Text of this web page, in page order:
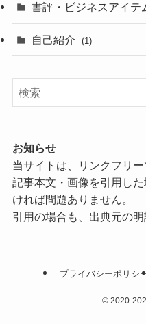
書評・ビジネスアイテ
自己紹介 (1)
お知らせ
当サイトは、リンクフリー
記事本文・画像を引用し
ければ問題ありません。
引用の場合も、出典元の
プライバシーポリシ
© 2020-